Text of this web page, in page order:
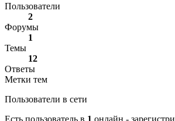
Пользователи
2
Форумы
1
Темы
12
Ответы
Метки тем
Пользователи в сети
Есть пользователь в 1 онлайн -